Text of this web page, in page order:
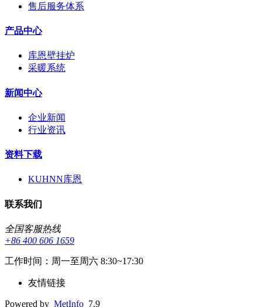
售后服务体系
产品中心
库恩壁挂炉
采暖系统
新闻中心
企业新闻
行业资讯
资料下载
KUHNN库恩
联系我们
全国客服热线
+86 400 606 1659
工作时间：周一至周六 8:30~17:30
友情链接
Powered by MetInfo 7.9